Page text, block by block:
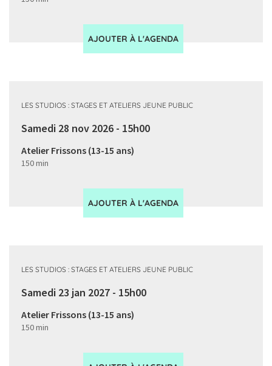
AJOUTER À L'AGENDA
LES STUDIOS : STAGES ET ATELIERS JEUNE PUBLIC
Samedi 28 nov 2026 - 15h00
Atelier Frissons (13-15 ans)
150 min
AJOUTER À L'AGENDA
LES STUDIOS : STAGES ET ATELIERS JEUNE PUBLIC
Samedi 23 jan 2027 - 15h00
Atelier Frissons (13-15 ans)
150 min